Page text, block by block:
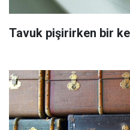
Tavuk pişirirken bir